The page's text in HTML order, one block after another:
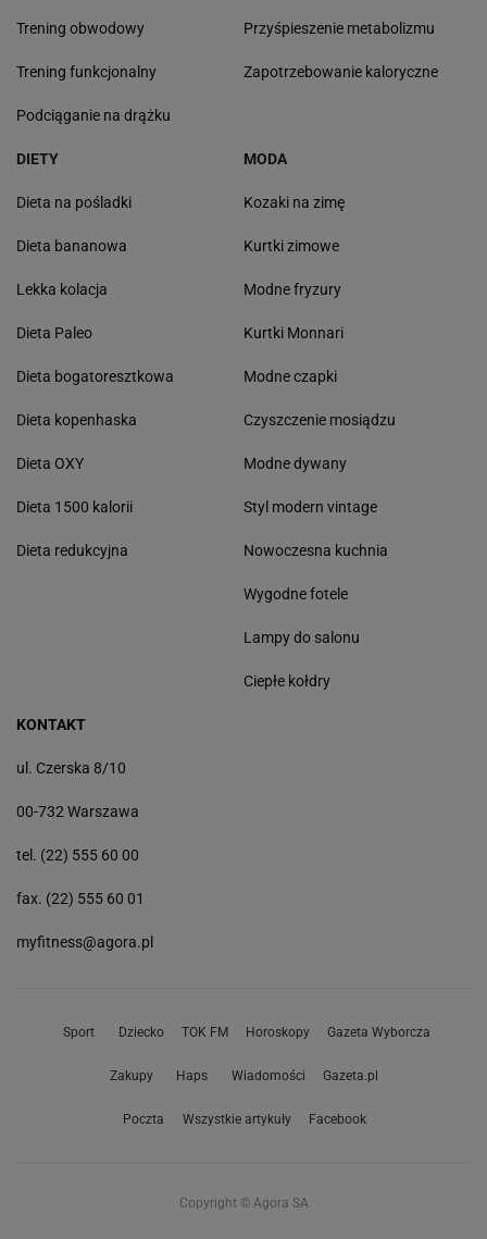
Trening obwodowy
Trening funkcjonalny
Podciąganie na drążku
Przyśpieszenie metabolizmu
Zapotrzebowanie kaloryczne
DIETY
Dieta na pośladki
Dieta bananowa
Lekka kolacja
Dieta Paleo
Dieta bogatoresztkowa
Dieta kopenhaska
Dieta OXY
Dieta 1500 kalorii
Dieta redukcyjna
MODA
Kozaki na zimę
Kurtki zimowe
Modne fryzury
Kurtki Monnari
Modne czapki
Czyszczenie mosiądzu
Modne dywany
Styl modern vintage
Nowoczesna kuchnia
Wygodne fotele
Lampy do salonu
Ciepłe kołdry
KONTAKT
ul. Czerska 8/10
00-732 Warszawa
tel. (22) 555 60 00
fax. (22) 555 60 01
myfitness@agora.pl
Sport Dziecko TOK FM Horoskopy Gazeta Wyborcza
Zakupy Haps Wiadomości Gazeta.pl
Poczta Wszystkie artykuły Facebook
Copyright © Agora SA